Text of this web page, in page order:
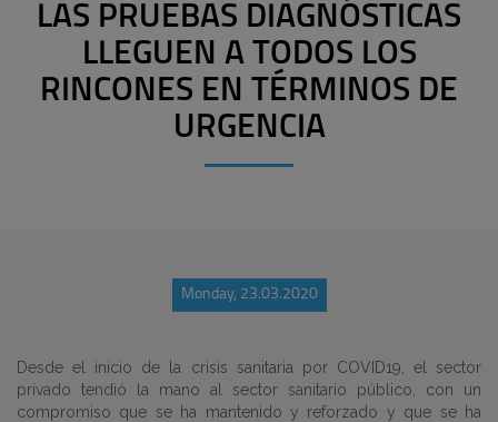
LAS PRUEBAS DIAGNÓSTICAS
LLEGUEN A TODOS LOS
RINCONES EN TÉRMINOS DE
URGENCIA
Monday, 23.03.2020
Desde el inicio de la crisis sanitaria por COVID19, el sector
privado tendió la mano al sector sanitario público, con un
compromiso que se ha mantenido y reforzado y que se ha